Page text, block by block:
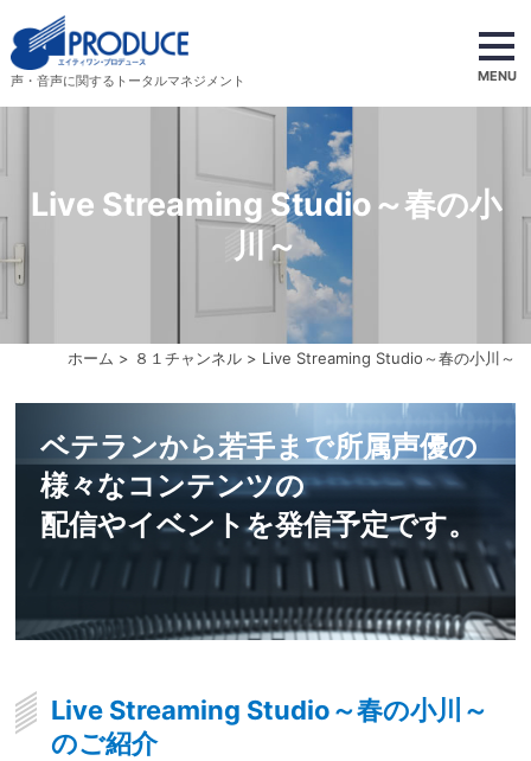
声・音声に関するトータルマネジメント MENU
ホーム > ８１チャンネル> Live Streaming Studio～春の小川～
Live Streaming Studio～春の小
川～
ベテランから若手まで所属声優の
様々なコンテンツの
配信やイベントを発信予定です。
Live Streaming Studio～春の小川～
のご紹介